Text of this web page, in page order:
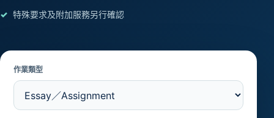
特殊要求及附加服務另行確認
作業類型